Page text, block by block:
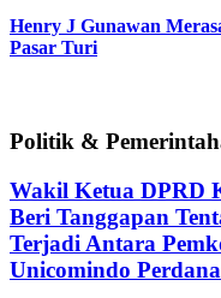
Henry J Gunawan
Pasar Turi
Politik &
Wakil Ketua DPRD
Beri Tanggapan
Terjadi Antara
Unicomindo Perdana